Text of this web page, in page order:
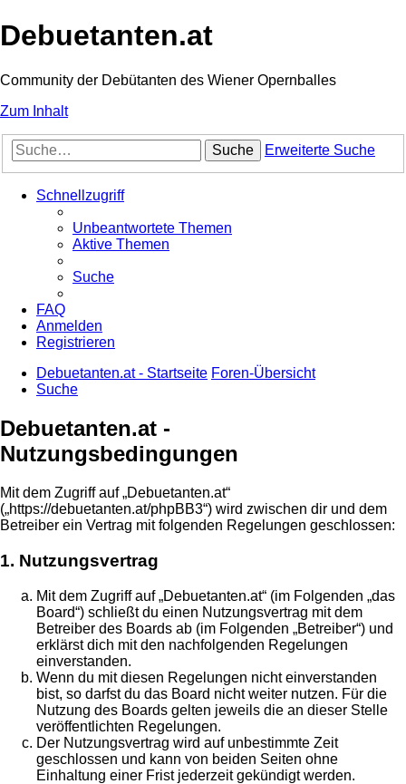
Debuetanten.at
Community der Debütanten des Wiener Opernballes
Zum Inhalt
Suche Erweiterte Suche
Schnellzugriff
Unbeantwortete Themen
Aktive Themen
Suche
FAQ
Anmelden
Registrieren
Debuetanten.at - Startseite Foren-Übersicht
Suche
Debuetanten.at -
Nutzungsbedingungen
Mit dem Zugriff auf „Debuetanten.at“
(„https://debuetanten.at/phpBB3“) wird zwischen dir und dem
Betreiber ein Vertrag mit folgenden Regelungen geschlossen:
1. Nutzungsvertrag
Mit dem Zugriff auf „Debuetanten.at“ (im Folgenden „das
Board“) schließt du einen Nutzungsvertrag mit dem
Betreiber des Boards ab (im Folgenden „Betreiber“) und
erklärst dich mit den nachfolgenden Regelungen
einverstanden.
Wenn du mit diesen Regelungen nicht einverstanden
bist, so darfst du das Board nicht weiter nutzen. Für die
Nutzung des Boards gelten jeweils die an dieser Stelle
veröffentlichten Regelungen.
Der Nutzungsvertrag wird auf unbestimmte Zeit
geschlossen und kann von beiden Seiten ohne
Einhaltung einer Frist jederzeit gekündigt werden.